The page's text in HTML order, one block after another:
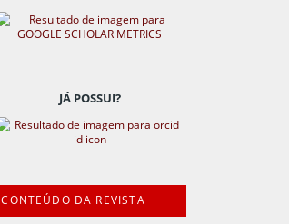
JÁ POSSUI?
CONTEÚDO DA REVISTA